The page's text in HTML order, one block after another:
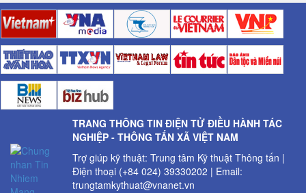
TRANG THÔNG TIN ĐIỆN TỬ ĐIỀU HÀNH TÁC
NGHIỆP - THÔNG TẤN XÃ VIỆT NAM
Trợ giúp kỹ thuật: Trung tâm Kỹ thuật Thông tấn |
Điện thoại (+84 024) 39330202 | Email:
trungtamkythuat@vnanet.vn